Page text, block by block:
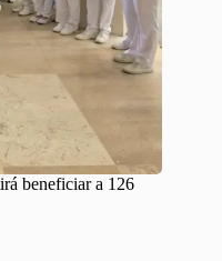
beneficiar a 126